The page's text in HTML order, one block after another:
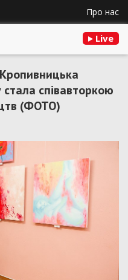
Про нас
Live
співавторкою
(ФОТО)